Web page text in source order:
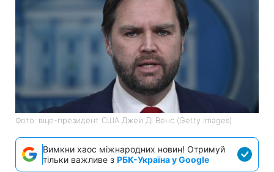
Фото: віце-президент США Джей Ді Венс (Getty Images)
Вимкни хаос міжнародних новин! Отримуй
тільки важливе з РБК-Україна у Google